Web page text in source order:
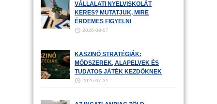
VÁLLALATI NYELVISKOLÁT
KERES? MUTATJUK, MIRE
ÉRDEMES FIGYELNI
2026-08-07
KASZINÓ STRATÉGIÁK:
MÓDSZEREK, ALAPELVEK ÉS
TUDATOS JÁTÉK KEZDŐKNEK
2026-07-31